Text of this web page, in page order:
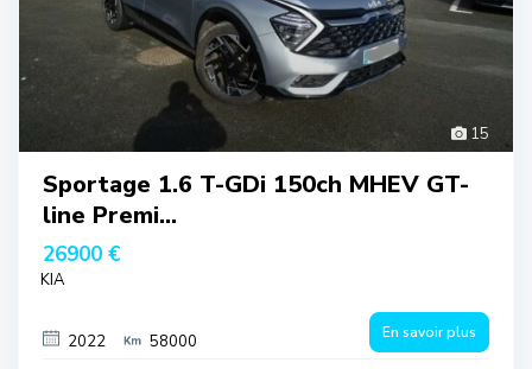
15
Sportage 1.6 T-GDi 150ch MHEV GT-
line Premi...
26900 €
KIA
2022 58000 En savoir plus